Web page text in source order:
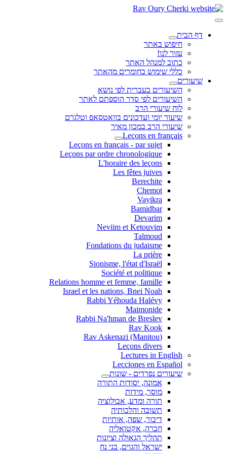
דף הבית
חיפוש באתר
עזור לנו!
כתוב למנהל האתר
כללי שימוש בחומרים מהאתר
שיעורים
השיעורים בעברית לפי נושא
השיעורים לפי סדר הוספתם לאתר
לוח שיעורי הרב
שיעור יומי ועדכונים בוואטסאפ וטלגרם
שיעורי הרב במכון מאיר
Leçons en français
Leçons en français - par sujet
Leçons par ordre chronologique
L'horaire des leçons
Les fêtes juives
Berechite
Chemot
Vayikra
Bamidbar
Devarim
Neviim et Ketouvim
Talmoud
Fondations du judaisme
La prière
Sionisme, l'état d'Israël
Société et politique
Relations homme et femme, famille
Israel et les nations, Bnei Noah
Rabbi Yéhouda Halévy
Maimonide
Rabbi Na'hman de Breslev
Rav Kook
(Rav Askenazi (Manitou
Leçons divers
Lectures in English
Lecciones en Español
שיעורים נפרדים - שונות
אמונה, יסודות התורה
מוסר, מידות
תורה ומדע, אבולוציה
תשובה והלכותיה
דיבור, שפה, אותיות
חברה, אקטואליה
תהליך הגאולה וציונות
ישראל והגוים, בני נח